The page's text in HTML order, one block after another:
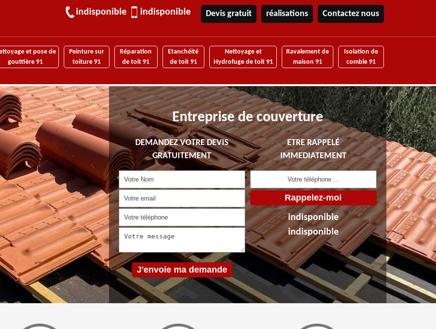
Devis gratuit réalisations Contactez nous
indisponible indisponible
et pose de
gouttière 91
Peinture sur
toiture 91
Réparation
de toit 91
Etanchéité
de toit 91
Nettoyage et
Hydrofuge de toit 91
Ravalement de
maison 91
Isolation de
comble 91
Entreprise de couverture
DEMANDEZ VOTRE DEVIS
GRATUITEMENT
ETRE RAPPELÉ
IMMEDIATEMENT
indisponible
indisponible